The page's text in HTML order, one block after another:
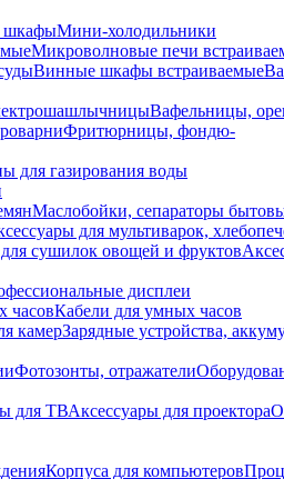
шкафыМини-холодильники
Микроволновые печи
Винные шкафы встраиваемые
Вафельницы,
Фритюрницы, фондю-
для газирования воды
Маслобойки, сепараторы
для мультиварок,
сушилок овощей и фруктов
дисплеи
часовКабели для умных часов
камерЗарядные устройства,
Фотозонты, отражатели
для ТВАксессуары для проектора
Корпуса для компьютеров